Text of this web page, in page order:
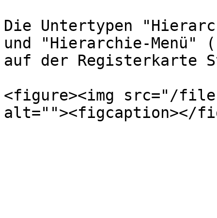
Die Untertypen
und "Hierarchie-Menü"
auf der Registerkarte
<figure><img src="/files/